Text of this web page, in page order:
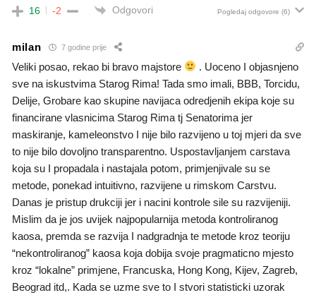
16 -2 Odgovori Pogledaj odgovore (6)
milan 7 godine prije
Veliki posao, rekao bi bravo majstore
. Uoceno I objasnjeno
sve na iskustvima Starog Rima! Tada smo imali, BBB, Torcidu,
Delije, Grobare kao skupine navijaca odredjenih ekipa koje su
financirane vlasnicima Starog Rima tj Senatorima jer
maskiranje, kameleonstvo I nije bilo razvijeno u toj mjeri da sve
to nije bilo dovoljno transparentno. Uspostavljanjem carstava
koja su I propadala i nastajala potom, primjenjivale su se
metode, ponekad intuitivno, razvijene u rimskom Carstvu.
Danas je pristup drukciji jer i nacini kontrole sile su razvijeniji.
Mislim da je jos uvijek najpopularnija metoda kontroliranog
kaosa, premda se razvija I nadgradnja te metode kroz teoriju
“nekontroliranog” kaosa koja dobija svoje pragmaticno mjesto
kroz “lokalne” primjene, Francuska, Hong Kong, Kijev, Zagreb,
Beograd itd,. Kada se uzme sve to I stvori statisticki uzorak